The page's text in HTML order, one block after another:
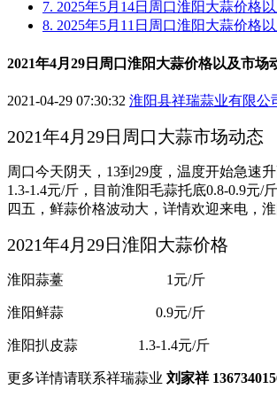
7. 2025年5月14日周口淮阳大蒜价格
8. 2025年5月11日周口淮阳大蒜价格
2021年4月29日周口淮阳大蒜价格以及市场
2021-04-29 07:30:32 淮阳县祥瑞蒜业有限公
2021年4月29日周口大蒜市场动态
周口今天阴天，13到29度，温度开始急速
1.3-1.4元/斤，目前淮阳毛蒜托底0.8-0.9元
四五，鲜蒜价格波动大，详情欢迎来电，
2021年4月29日淮阳大蒜价格
淮阳蒜薹 1元/斤
淮阳鲜蒜 0.9元/斤
淮阳扒皮蒜 1.3-1.4元/斤
更多详情请联系祥瑞蒜业 刘家祥